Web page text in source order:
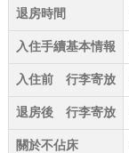
退房時間
入住手續基本情報
入住前 行李寄放
退房後 行李寄放
關於不佔床